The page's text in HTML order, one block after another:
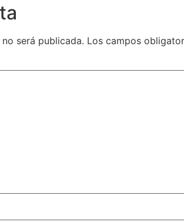
será publicada. Los campos